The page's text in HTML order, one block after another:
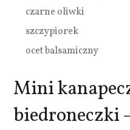
czarne oliwki
szczypiorek
ocet balsamiczny
Mini
biedroneczki